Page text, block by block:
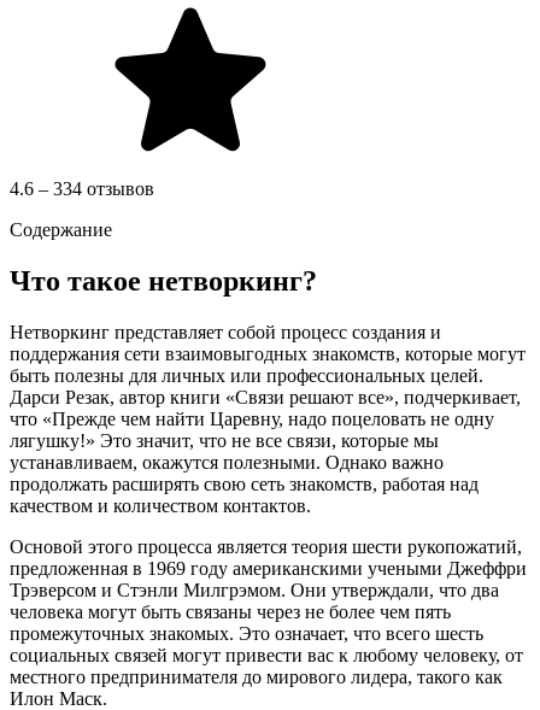
4.6 – 334 отзывов
Содержание
Что такое нетворкинг?
Нетворкинг представляет собой процесс создания и
поддержания сети взаимовыгодных знакомств, которые могут
быть полезны для личных или профессиональных целей.
Дарси Резак, автор книги «Связи решают все», подчеркивает,
что «Прежде чем найти Царевну, надо поцеловать не одну
лягушку!» Это значит, что не все связи, которые мы
устанавливаем, окажутся полезными. Однако важно
продолжать расширять свою сеть знакомств, работая над
качеством и количеством контактов.
Основой этого процесса является теория шести рукопожатий,
предложенная в 1969 году американскими учеными Джеффри
Трэверсом и Стэнли Милгрэмом. Они утверждали, что два
человека могут быть связаны через не более чем пять
промежуточных знакомых. Это означает, что всего шесть
социальных связей могут привести вас к любому человеку, от
местного предпринимателя до мирового лидера, такого как
Илон Маск.